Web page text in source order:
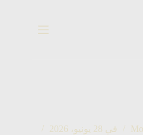
في 28 يونيو، 2026